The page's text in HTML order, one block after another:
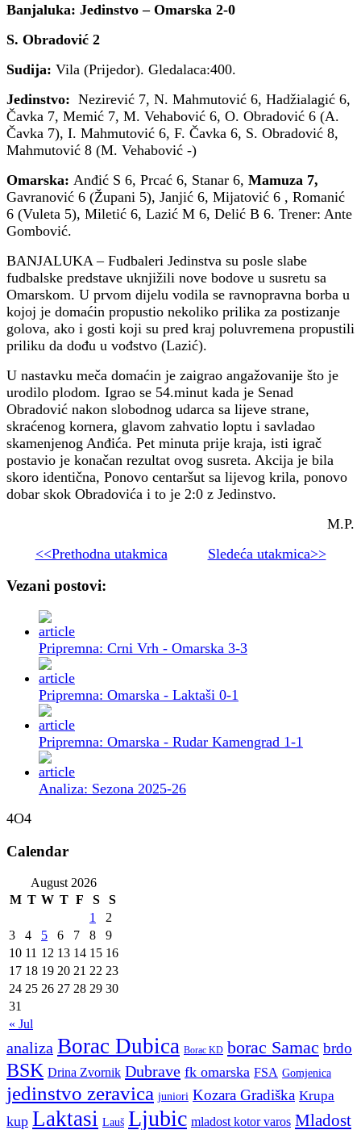
Banjaluka: Jedinstvo – Omarska 2-0
S. Obradović 2
Sudija: Vila (Prijedor). Gledalaca:400.
Jedinstvo: Nezirević 7, N. Mahmutović 6, Hadžialagić 6,
Čavka 7, Memić 7, M. Vehabović 6, O. Obradović 6 (A.
Čavka 7), I. Mahmutović 6, F. Čavka 6, S. Obradović 8,
Mahmutović 8 (M. Vehabović -)
Omarska: Anđić S 6, Prcać 6, Stanar 6, Mamuza 7,
Gavranović 6 (Župani 5), Janjić 6, Mijatović 6 , Romanić
6 (Vuleta 5), Miletić 6, Lazić M 6, Delić B 6. Trener: Ante
Gombović.
BANJALUKA – Fudbaleri Jedinstva su posle slabe
fudbalske predstave uknjižili nove bodove u susretu sa
Omarskom. U prvom dijelu vodila se ravnopravna borba u
kojoj je domaćin propustio nekoliko prilika za postizanje
golova, ako i gosti koji su pred kraj poluvremena propustili
priliku da dođu u vođstvo (Lazić).
U nastavku meča domaćin je zaigrao angažovanije što je
urodilo plodom. Igrao se 54.minut kada je Senad
Obradović nakon slobodnog udarca sa lijeve strane,
skraćenog kornera, glavom zahvatio loptu i savladao
skamenjenog Anđića. Pet minuta prije kraja, isti igrač
postavio je konačan rezultat ovog susreta. Akcija je bila
skoro identična, Ponovo centaršut sa lijevog krila, ponovo
dobar skok Obradovića i to je 2:0 z Jedinstvo.
M.P.
<<Prethodna utakmica
Sledeća utakmica>>
Vezani postovi:
Pripremna: Crni Vrh - Omarska 3-3
Pripremna: Omarska - Laktaši 0-1
Pripremna: Omarska - Rudar Kamengrad 1-1
Analiza: Sezona 2025-26
4O4
Calendar
August 2026
M T W T F S S
« Jul
1
2
3
4 5 6 7 8
9
10 11 12 13 14 15 16
17 18 19 20 21 22 23
24 25 26 27 28 29 30
31
analiza Borac Dubica Borac KD borac Samac brdo
BSK Drina Zvornik Dubrave fk omarska FSA Gomjenica
jedinstvo zeravica juniori Kozara Gradiška Krupa
kup Laktasi Lauš Ljubic mladost kotor varos Mladost